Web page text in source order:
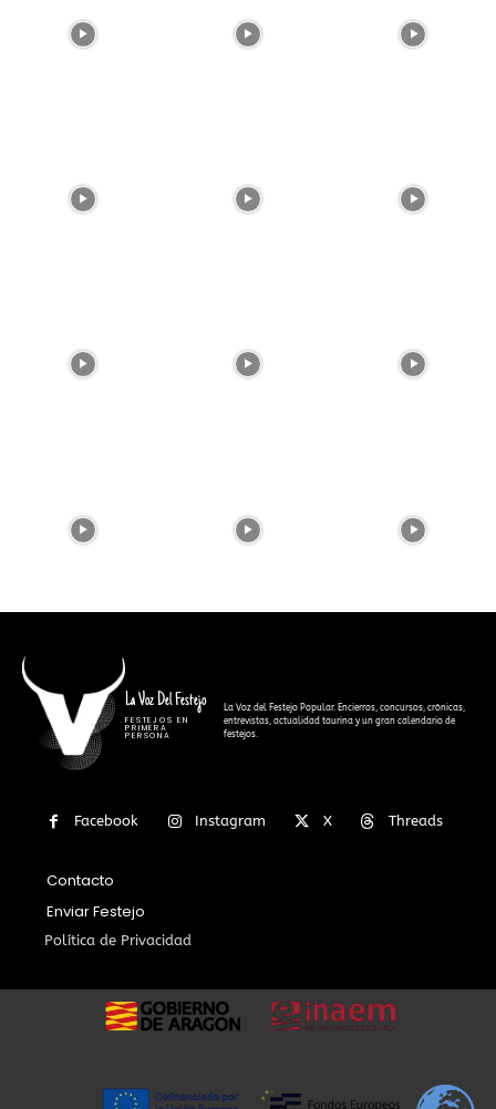
La Voz Del Festejo
FESTEJOS EN
PRIMERA
PERSONA
La Voz del Festejo Popular. Encierros, concursos, crónicas,
entrevistas, actualidad taurina y un gran calendario de
festejos.
Facebook Instagram X Threads
Contacto
Enviar Festejo
Política de Privacidad